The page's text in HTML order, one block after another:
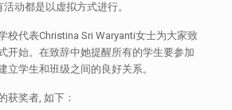
活动都是以虚拟方式进行。
校代表Christina Sri Waryanti女士为大家致
开始。在致辞中她提醒所有的学生要参加
立学生和班级之间的良好关系。
获奖者, 如下：